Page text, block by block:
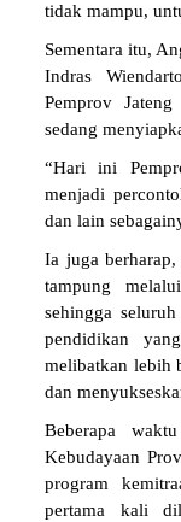
tidak mampu,
Sementara itu,
Indras
Pemprov
sedang
“Hari ini
menjadi
dan lain
Ia juga berharap,
tampung
sehingga
pendidikan
melibatkan lebih
dan
Beberapa
Kebudayaan
program
pertama kali